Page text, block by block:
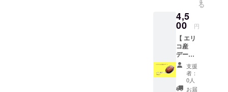
レター
パック
にてお
届けい
たしま
す。
ヨーグ
ルトや
シリア
ルと一
緒に、
ダイ
エット
中、妊
婦さ
みくだ
さい。
No.1：
カカオ
75％超
本格派
のビ
ター
No.2：
ライフ
ルーツ
やナッ
ツを
トッピ
ング！
お砂糖
を使っ
ていな
いので
フト
ラッピ
ング無
しとな
りま
す。ご
了承く
ださ
い。 ●
原材
内容 ・
ドライ
フルー
ツの窒
素缶詰
150g ×
３缶 ・
感謝の
お手紙
■フレッ
る
4,5
00 円
【 エリ
コ産
デー
ツ 10
個入り
】税
込・送
支援
者：
0人
お届